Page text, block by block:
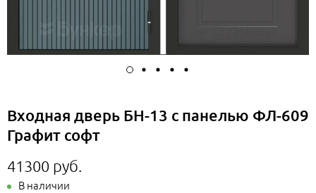
Входная дверь БН-13 с панелью ФЛ-609
Графит софт
41300 руб.
В наличии